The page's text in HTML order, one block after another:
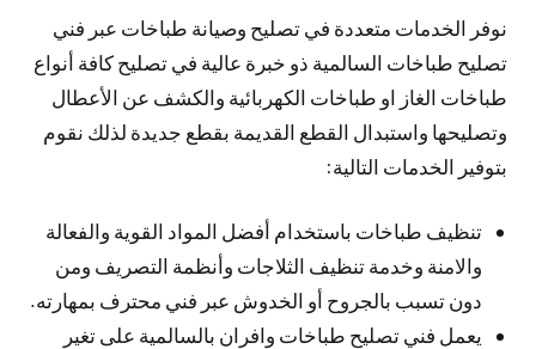
نوفر الخدمات متعددة في تصليح وصيانة طباخات عبر فني
تصليح طباخات السالمية ذو خبرة عالية في تصليح كافة أنواع
طباخات الغاز او طباخات الكهربائية والكشف عن الأعطال
وتصليحها واستبدال القطع القديمة بقطع جديدة لذلك نقوم
بتوفير الخدمات التالية:
تنظيف طباخات باستخدام أفضل المواد القوية والفعالة
والامنة وخدمة تنظيف الثلاجات وأنظمة التصريف ومن
دون تسبب بالجروح أو الخدوش عبر فني محترف بمهارته.
يعمل فني تصليح طباخات وافران بالسالمية على تغير